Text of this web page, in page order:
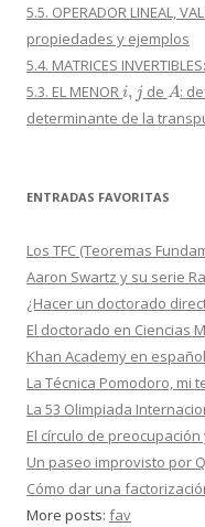
5.5. OPERADOR LINEAL,
propiedades y ejemplos
5.4. MATRICES
5.3. EL MENORi,j de A:
determinante de la
ENTRADAS FAVORITAS
Los TFC (Teoremas
Aaron Swartz y su serie
¿Hacer un doctorado
El doctorado en Ciencias
Khan Academy en español
La Técnica Pomodoro, mi
La 53 Olimpiada
El círculo de
Un paseo improvisto por
Cómo dar una
More posts: fav